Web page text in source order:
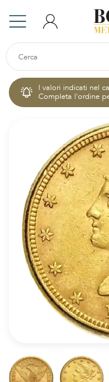
I valori indicati nel
Completa l'ordine